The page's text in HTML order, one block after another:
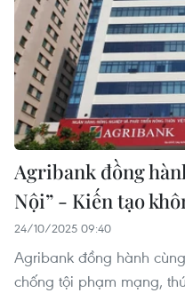
Agribank đồng
Nội” - Kiến tạo
24/10/2025 09:40
Agribank đồng hành
chống tội phạm mạng,